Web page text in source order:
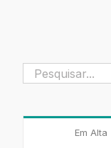
Buscar
Em Alta